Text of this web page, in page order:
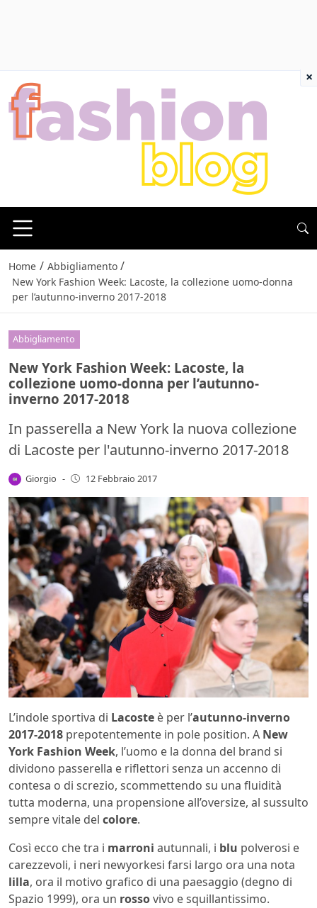
Home / Abbigliamento /
New York Fashion Week: Lacoste, la collezione uomo-donna
per l’autunno-inverno 2017-2018
Abbigliamento
New York Fashion Week: Lacoste, la
collezione uomo-donna per l’autunno-
inverno 2017-2018
In passerella a New York la nuova collezione
di Lacoste per l'autunno-inverno 2017-2018
Giorgio - 12 Febbraio 2017
L’indole sportiva di Lacoste è per l’autunno-inverno
2017-2018 prepotentemente in pole position. A New
York Fashion Week, l’uomo e la donna del brand si
dividono passerella e riflettori senza un accenno di
contesa o di screzio, scommettendo su una fluidità
tutta moderna, una propensione all’oversize, al sussulto
sempre vitale del colore.
Così ecco che tra i marroni autunnali, i blu polverosi e
carezzevoli, i neri newyorkesi farsi largo ora una nota
lilla, ora il motivo grafico di una paesaggio (degno di
Spazio 1999), ora un rossovivo e squillantissimo.
×